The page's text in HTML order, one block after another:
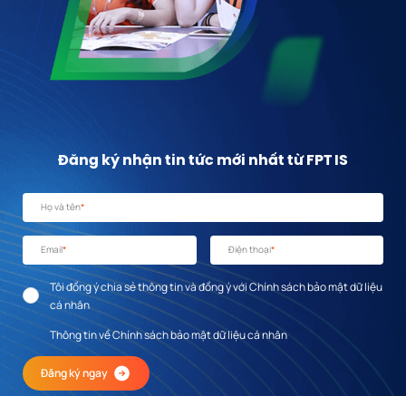
Đăng ký nhận tin tức mới nhất từ FPT IS
Họ và tên*
Email* Điện thoại*
Tôi đồng ý chia sẻ thông tin và đồng ý với Chính sách bảo mật dữ liệu
cá nhân
Thông tin về Chính sách bảo mật dữ liệu cá nhân
Đăng ký ngay